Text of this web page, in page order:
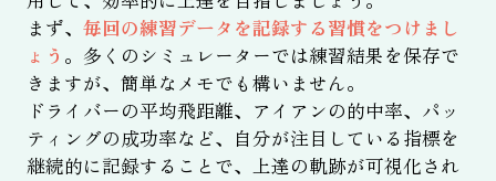
まず、 毎回の練習データを記録する習慣をつけまし
ょう 。多くのシミュレーターでは練習結果を保存で
きますが、簡単なメモでも構いません。
ドライバーの平均飛距離、アイアンの的中率、パッ
ティングの成功率など、自分が注目している指標を
継続的に記録することで、上達の軌跡が可視化され